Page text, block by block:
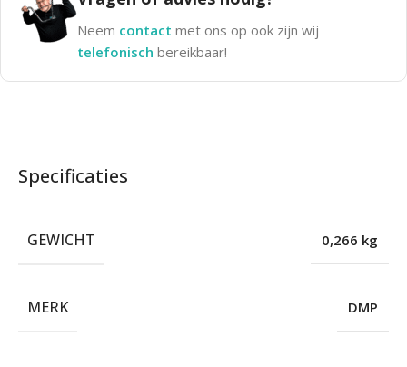
Neem contact met ons op ook zijn wij
telefonisch bereikbaar!
Specificaties
GEWICHT 0,266 kg
MERK DMP